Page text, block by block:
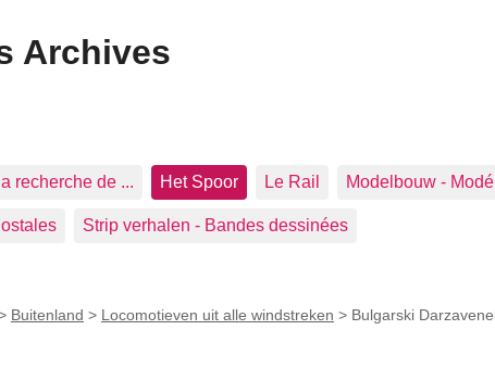
Archives
recherche de ... Het Spoor Le Rail Modelbouw -
Strip verhalen - Bandes dessinées
Buitenland > Locomotieven uit alle windstreken > Bulgarski